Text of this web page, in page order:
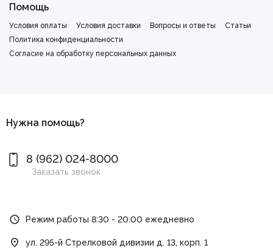
Помощь
Условия оплаты Условия доставки Вопросы и ответы
Статьи
Политика конфиденциальности
Cогласие на обработку персональных данных
Нужна помощь?
8 (962) 024-8000
Заказать звонок
Режим работы 8:30 - 20:00 ежедневно
ул. 295-й Стрелковой дивизии д. 13, корп. 1